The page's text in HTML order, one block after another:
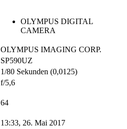
OLYMPUS DIGITAL
CAMERA
OLYMPUS IMAGING CORP.
SP590UZ
1/80 Sekunden (0,0125)
f/5,6
64
13:33, 26. Mai 2017